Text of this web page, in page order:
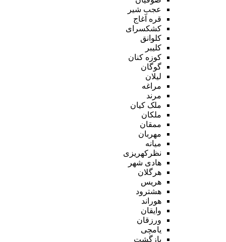
عجب شیر
قره آغاج
کشکسرای
کلوانق
کلیبر
کوزه کنان
گوگان
لیلان
مراغه
مرند
ملک کیان
ملکان
ممقان
مهربان
میانه
نظرکهریزی
هادی شهر
هرگلان
هریس
هشترود
هوراند
وایقان
ورزقان
یامچی
بازگشت